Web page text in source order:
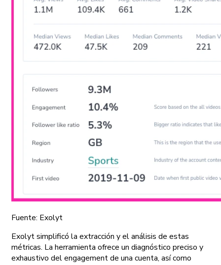
Fuente: Exolyt
Exolyt simplificó la extracción y el análisis de estas
métricas. La herramienta ofrece un diagnóstico preciso y
exhaustivo del engagement de una cuenta, así como